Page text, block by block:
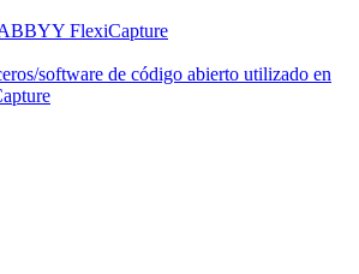
FlexiCapture
software de código abierto utilizado en